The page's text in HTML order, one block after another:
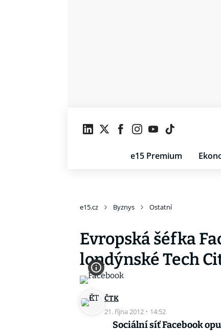
e15 Premium
e15.cz Byznys Ostatní
Evropská šéfka
londýnské Tech
ČTK
21. října 2012 · 14:52
Sociální síť Facebook